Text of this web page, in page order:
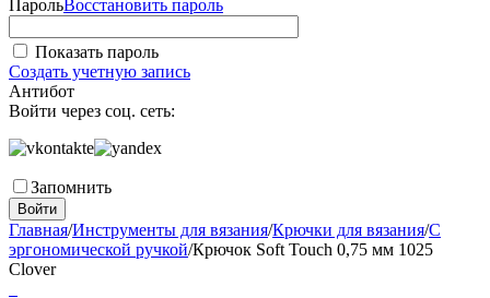
ПарольВосстановить пароль
Показать пароль
Создать учетную запись
Антибот
Войти через соц. сеть:
Запомнить
Войти
Главная/Инструменты для вязания/Крючки для вязания/С
эргономической ручкой/Крючок Soft Touch 0,75 мм 1025
Clover